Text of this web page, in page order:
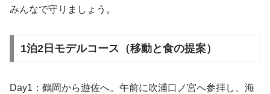
みんなで守りましょう。
1泊2日モデルコース（移動と食の提案）
Day1：鶴岡から遊佐へ。午前に吹浦口ノ宮へ参拝し、海